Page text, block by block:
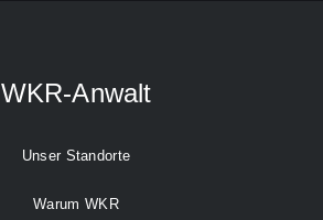
WKR-Anwalt
Unser Standorte
Warum WKR